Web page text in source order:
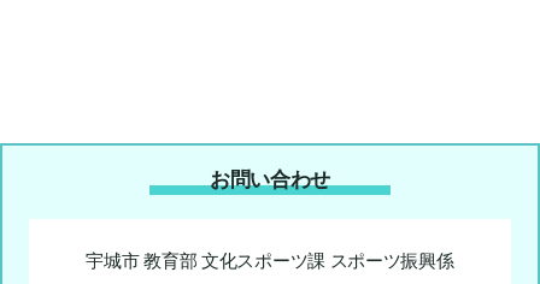
お問い合わせ
宇城市 教育部 文化スポーツ課 スポーツ振興係